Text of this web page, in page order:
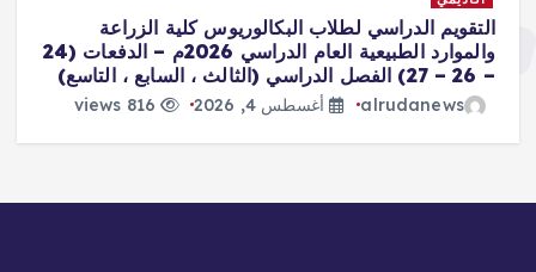
التقويم الدراسي لطلاب البكالوريوس كلية الزراعة
والموارد الطبيعية العام الدراسي 2026م – الدفعات (24
– 26 – 27) الفصل الدراسي (الثالث ، السابع ، التاسع)
alrudanews أغسطس 4, 2026 816 views